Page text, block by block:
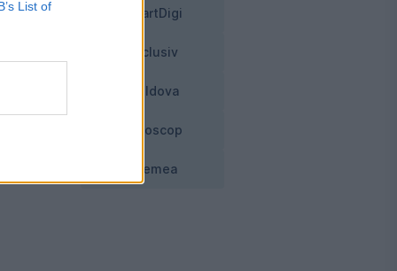
List of
SmartDigi
Exclusiv
Moldova
Horoscop
Vremea